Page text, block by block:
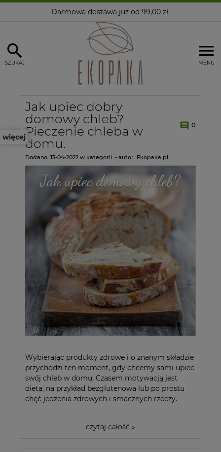
Darmowa dostawa już od 99,00 zł.
MENU
SZUKAJ
więcej
Jak upiec dobry
domowy chleb?
Pieczenie chleba w
domu.
0
Dodano: 13-04-2022 w kategorii: - autor: Ekopaka.pl
Wybierając produkty zdrowe i o znanym składzie
przychodzi ten moment, gdy chcemy sami upiec
swój chleb w domu. Czasem motywacją jest
dieta, na przykład bezglutenowa lub po prostu
chęć jedzenia zdrowych i smacznych rzeczy.
czytaj całość »